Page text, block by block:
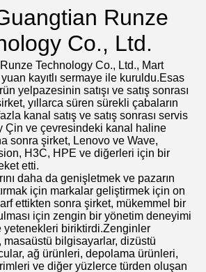
Runze
Co., Ltd.
Technology Co., Ltd., Mart
kayıtlı sermaye ile kuruldu.Esas
yelpazesinin satışı ve satış sonrası
yıllarca süren sürekli çabaların
kanal satış ve satış sonrası servis
Çin ve çevresindeki kanal haline
sonra şirket, Lenovo ve Wave,
H3C, HPE ve diğerleri için bir
etti.
daha da genişletmek ve pazarın
için markalar geliştirmek için on
ettikten sonra şirket, mükemmel bir
için zengin bir yönetim deneyimi
yetenekleri biriktirdi.Zenginler
masaüstü bilgisayarlar, dizüstü
ağ ürünleri, depolama ürünleri,
ve diğer yüzlerce türden oluşan